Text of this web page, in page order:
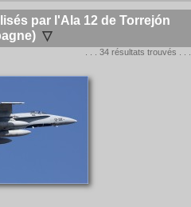
par l'Ala 12 de Torrejón
▽
. . . 34 résultats trouvés . . .